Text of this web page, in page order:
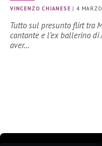
VINCENZO CHIANESE |4
Tutto sul presunto flirt tra
cantante e l’ex ballerino
aver…